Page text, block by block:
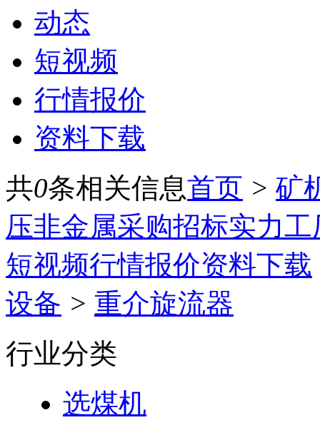
动态
短视频
行情报价
资料下载
共0条相关信息首页 > 矿
压非金属采购招标实力工
短视频行情报价资料下载
设备 > 重介旋流器
行业分类
选煤机